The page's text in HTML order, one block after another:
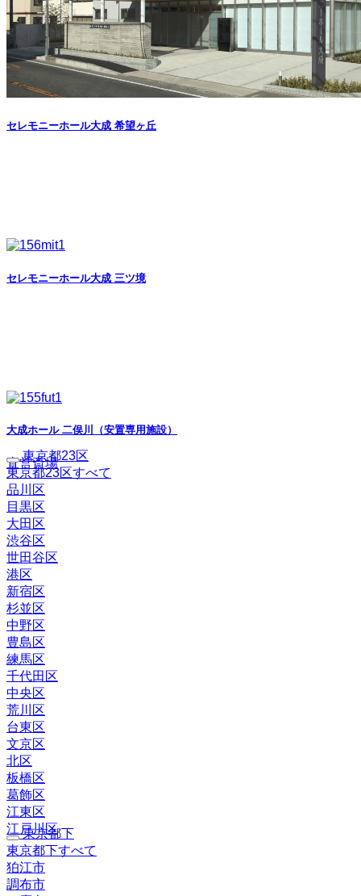
セレモニーホール大成 希望ヶ丘
セレモニーホール大成 三ツ境
大成ホール 二俣川（安置専用施設）
直営斎場
東京都23区
東京都23区すべて
品川区
目黒区
大田区
渋谷区
世田谷区
港区
新宿区
杉並区
中野区
豊島区
練馬区
千代田区
中央区
荒川区
台東区
文京区
北区
板橋区
葛飾区
江東区
江戸川区
東京都下
東京都下すべて
狛江市
調布市